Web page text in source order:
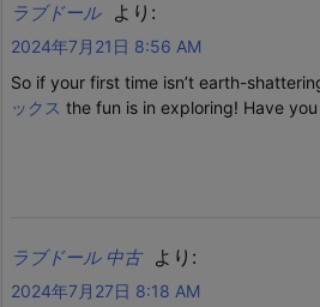
ラブドール より:
2024年7月21日 8:56 AM
So if your first time isn’t earth-
ックス the fun is in exploring! Have
ラブドール 中古 より:
2024年7月27日 8:18 AM